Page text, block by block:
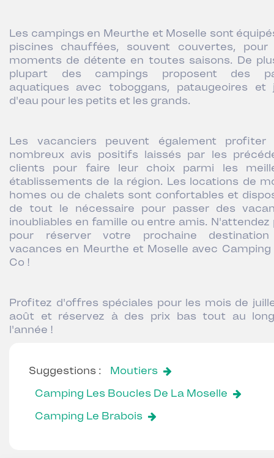
Les campings en Meurthe et Moselle sont
piscines chauffées, souvent couvertes, pour
moments de détente en toutes saisons. De
plupart des campings proposent des
aquatiques avec toboggans, pataugeoires et
d'eau pour les petits et les grands.
Les vacanciers peuvent également profiter
nombreux avis positifs laissés par les
clients pour faire leur choix parmi les
établissements de la région. Les locations de
homes ou de chalets sont confortables et
de tout le nécessaire pour passer des
inoubliables en famille ou entre amis. N'attendez
pour réserver votre prochaine
vacances en Meurthe et Moselle avec Camping
Co !
Profitez d'offres spéciales pour les mois de
août et réservez à des prix bas tout au
l'année !
Suggestions :
Moutiers
Camping Les Boucles De La Moselle
Camping Le Brabois